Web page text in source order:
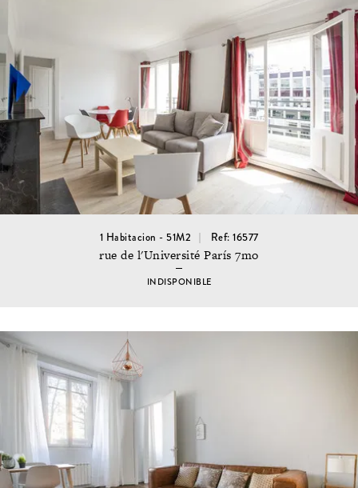
1 Habitacion - 51M2 Ref: 16577
rue de l'Université París 7mo
INDISPONIBLE